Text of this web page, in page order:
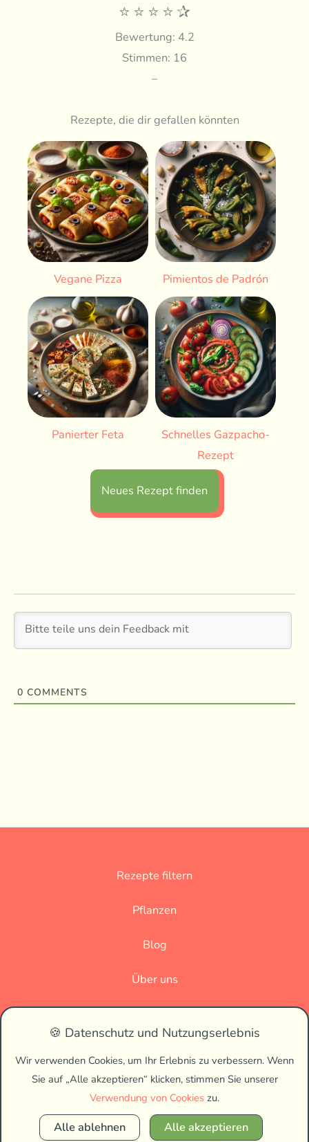
🍪 Datenschutz und Nutzungserlebnis
Wir verwenden Cookies, um Ihr Erlebnis zu verbessern. Wenn
Sie auf „Alle akzeptieren“ klicken, stimmen Sie unserer
Verwendung von Cookies zu.
Alle ablehnen Alle akzeptieren
⭐ ⭐ ⭐ ⭐ ✰
Bewertung: 4.2
Stimmen: 16
–
Rezepte, die dir gefallen könnten
Vegane Pizza Pimientos de Padrón
Panierter Feta
Schnelles Gazpacho-
Rezept
Neues Rezept finden
0 COMMENTS
Rezepte filtern
Pflanzen
Blog
Über uns
Copyright © 2026 Vegan Biss